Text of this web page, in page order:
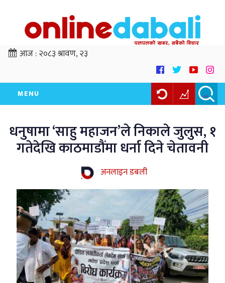
आज :२०८३ श्रावण, २३
MENU
धनुषामा ‘साहु महाजन’ले निकाले जुलुस, १
गतेदेखि काठमाडौंमा धर्ना दिने चेतावनी
अनलाइन डबली